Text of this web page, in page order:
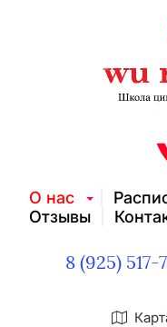
О нас
Отзывы
8 (925) 517-